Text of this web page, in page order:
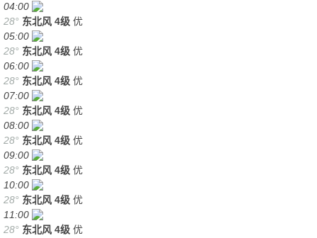
04:00
28° 东北风 4级 优
05:00
28° 东北风 4级 优
06:00
28° 东北风 4级 优
07:00
28° 东北风 4级 优
08:00
28° 东北风 4级 优
09:00
28° 东北风 4级 优
10:00
28° 东北风 4级 优
11:00
28° 东北风 4级 优